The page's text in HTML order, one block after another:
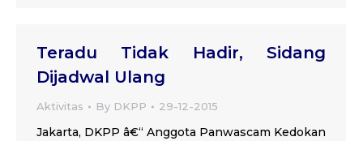
Teradu Tidak Hadir, Sidang
Dijadwal Ulang
Aktivitas By DKPP 29-12-2015
Jakarta, DKPP â€“ Anggota Panwascam Kedokan